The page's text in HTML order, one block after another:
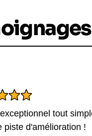
tout
piste d'amélioration !